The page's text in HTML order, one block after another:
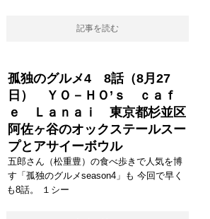
記事を読む
孤独のグルメ4 8話（8月27
日） ＹＯ－ＨＯ’ｓ ｃａｆ
ｅ Ｌａｎａｉ 東京都杉並区
阿佐ヶ谷のオックステールスー
プとアサイーボウル
五郎さん（松重豊）の食べ歩きで人気を博
す「孤独のグルメseason4」も 今回で早く
も8話。 １シー